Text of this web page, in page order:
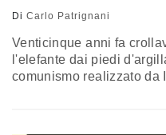
Di Carlo Patrignani
Venticinque anni fa
l'elefante dai piedi
comunismo realizzato da